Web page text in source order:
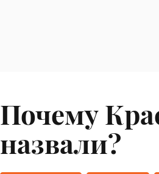
Почему
назвали?